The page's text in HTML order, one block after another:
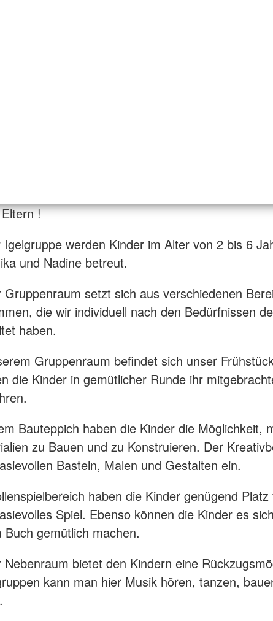
!
Igelgruppe werden Kinder im Alter von 2 bis 6
und Nadine betreut.
Gruppenraum setzt sich aus verschiedenen
die wir individuell nach den Bedürfnissen
haben.
Gruppenraum befindet sich unser
die Kinder in gemütlicher Runde ihr
Bauteppich haben die Kinder die Möglichkeit,
zu Bauen und zu Konstruieren. Der
Basteln, Malen und Gestalten ein.
haben die Kinder genügend Platz
Spiel. Ebenso können die Kinder es
Buch gemütlich machen.
Nebenraum bietet den Kindern eine
kann man hier Musik hören, tanzen,